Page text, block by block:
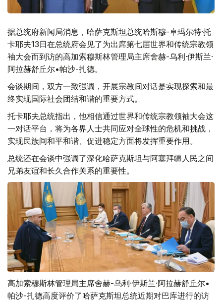
据总统府新闻局消息，哈萨克斯坦总统哈斯穆-卓玛尔特·托
卡耶夫13日在总统府会见了为出席第七届世界和传统宗教领
袖大会而到访的高加索穆斯林管理局主席舍赫-乌利·伊斯兰·
阿拉赫舒丘尔•帕沙-扎德。
会谈期间，双方一致强调，开展宗教间对话是实现探索和最
终实现国际社会团结和谐的重要方式。
托卡耶夫总统指出，他相信通过世界和传统宗教领袖大会这
一对话平台，将为各界人士共同应对全球性的危机和挑战，
实现民族间和平和谐、促进稳定方面将发挥重要作用。
总统还在会谈中强调了深化哈萨克斯坦与阿塞拜疆人民之间
兄弟友谊和长久合作关系的重要性。
高加索穆斯林管理局主席舍赫-乌利·伊斯兰·阿拉赫舒丘尔•
帕沙-扎德高度评价了哈萨克斯坦总统近期对巴库进行的访